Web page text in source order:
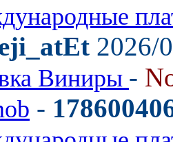
2026/
Виниры -
-